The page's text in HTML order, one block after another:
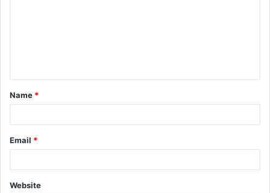
t
*
Name *
Email *
Website